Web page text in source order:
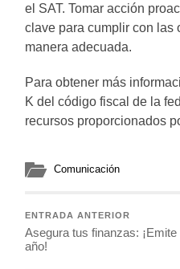
el SAT. Tomar acción
clave para cumplir con las
manera adecuada.
Para obtener más
K del código fiscal de la
recursos proporcionados
Comunicación
ENTRADA ANTERIOR
Asegura tus finanzas:
año!